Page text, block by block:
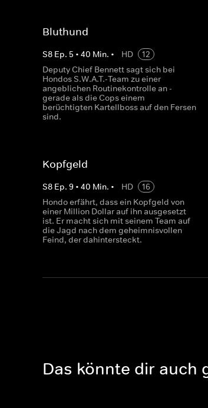
Bluthund
S8 Ep. 5 • 40 Min. • HD
12
Deputy Chief Bennett sagt sich bei
Hondos S.W.A.T.-Team zu einer
angeblichen Routinekontrolle an -
gerade als die Cops einem
berüchtigten Kartellboss auf den Fersen
sind.
Kopfgeld
S8 Ep. 9 • 40 Min. • HD
16
Hondo erfährt, dass ein Kopfgeld von
einer Million Dollar auf ihn ausgesetzt
ist. Er macht sich mit seinem Team auf
die Jagd nach dem geheimnisvollen
Feind, der dahintersteckt.
Das könnte dir auch